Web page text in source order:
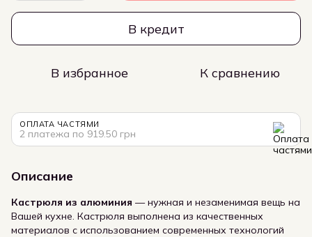
В кредит
В избранное К сравнению
ОПЛАТА ЧАСТЯМИ
2 платежа по 919.50 грн
Описание
Кастрюля из алюминия — нужная и незаменимая вещь на
Вашей кухне. Кастрюля выполнена из качественных
материалов с использованием современных технологий